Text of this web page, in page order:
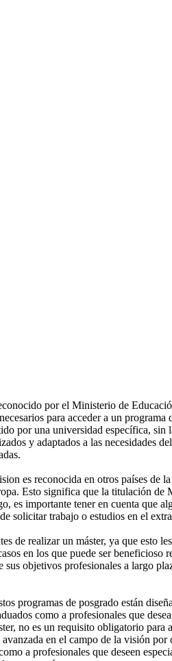
por el Ministerio de
para acceder a un
por una universidad específica,
y adaptados a las necesidades
es reconocida en otros países de
Esto significa que la titulación
es importante tener en cuenta que
solicitar trabajo o estudios en el
de realizar un máster, ya que
en los que puede ser
objetivos profesionales a largo
programas de posgrado están
como a profesionales que
no es un requisito obligatorio
en el campo de la visión
a profesionales que deseen